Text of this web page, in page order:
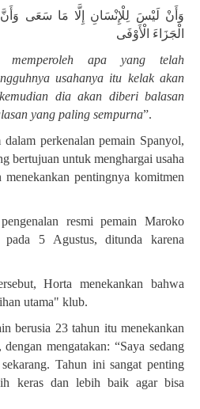
وَأَنْ لَيْسَ لِلْإِنْسَانِ إِلَّا مَا سَعَى
الْجَزَاءَ الْأَوْفَى
memperoleh apa yang telah
usahanya itu kelak akan
kemudian dia akan diberi balasan
yang paling sempurna”.
perkenalan pemain Spanyol,
bertujuan untuk menghargai usaha
pentingnya komitmen
resmi pemain Maroko
pada 5 Agustus, ditunda karena
Horta menekankan bahwa
utama" klub.
berusia 23 tahun itu menekankan
mengatakan: “Saya sedang
Tahun ini sangat penting
keras dan lebih baik agar bisa